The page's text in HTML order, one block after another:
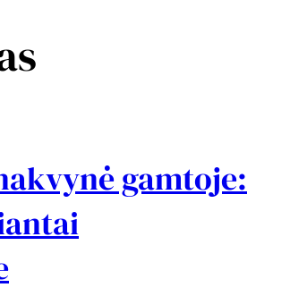
gamtoje: